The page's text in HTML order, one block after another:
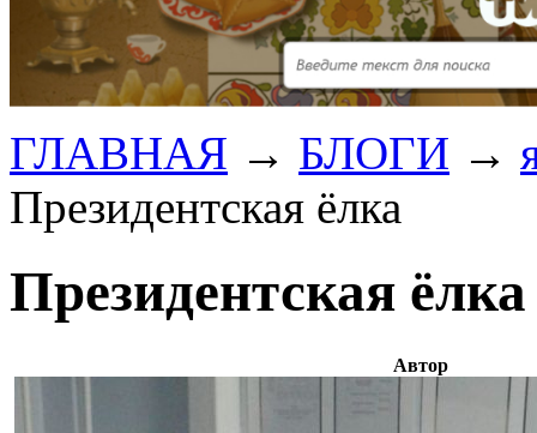
ГЛАВНАЯ → БЛОГИ →
Президентская ёлка
Президентская ёлка
Автор